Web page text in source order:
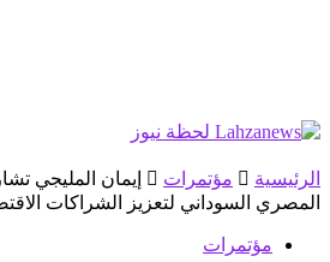
الرئيسية مؤتمرات
إيمان المليجي
المصري السوداني لتعزيز الشراكات
مؤتمرات